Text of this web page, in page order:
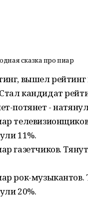
сказка про пиар
вышел
кандидат
потянет -
11%.
газетчиков.
рок-музыкантов.
20%.